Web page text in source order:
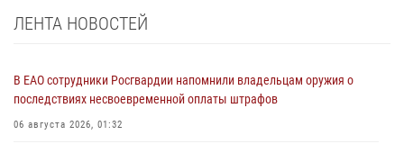
ЛЕНТА НОВОСТЕЙ
В ЕАО сотрудники Росгвардии напомнили владельцам оружия о
последствиях несвоевременной оплаты штрафов
06 августа 2026, 01:32